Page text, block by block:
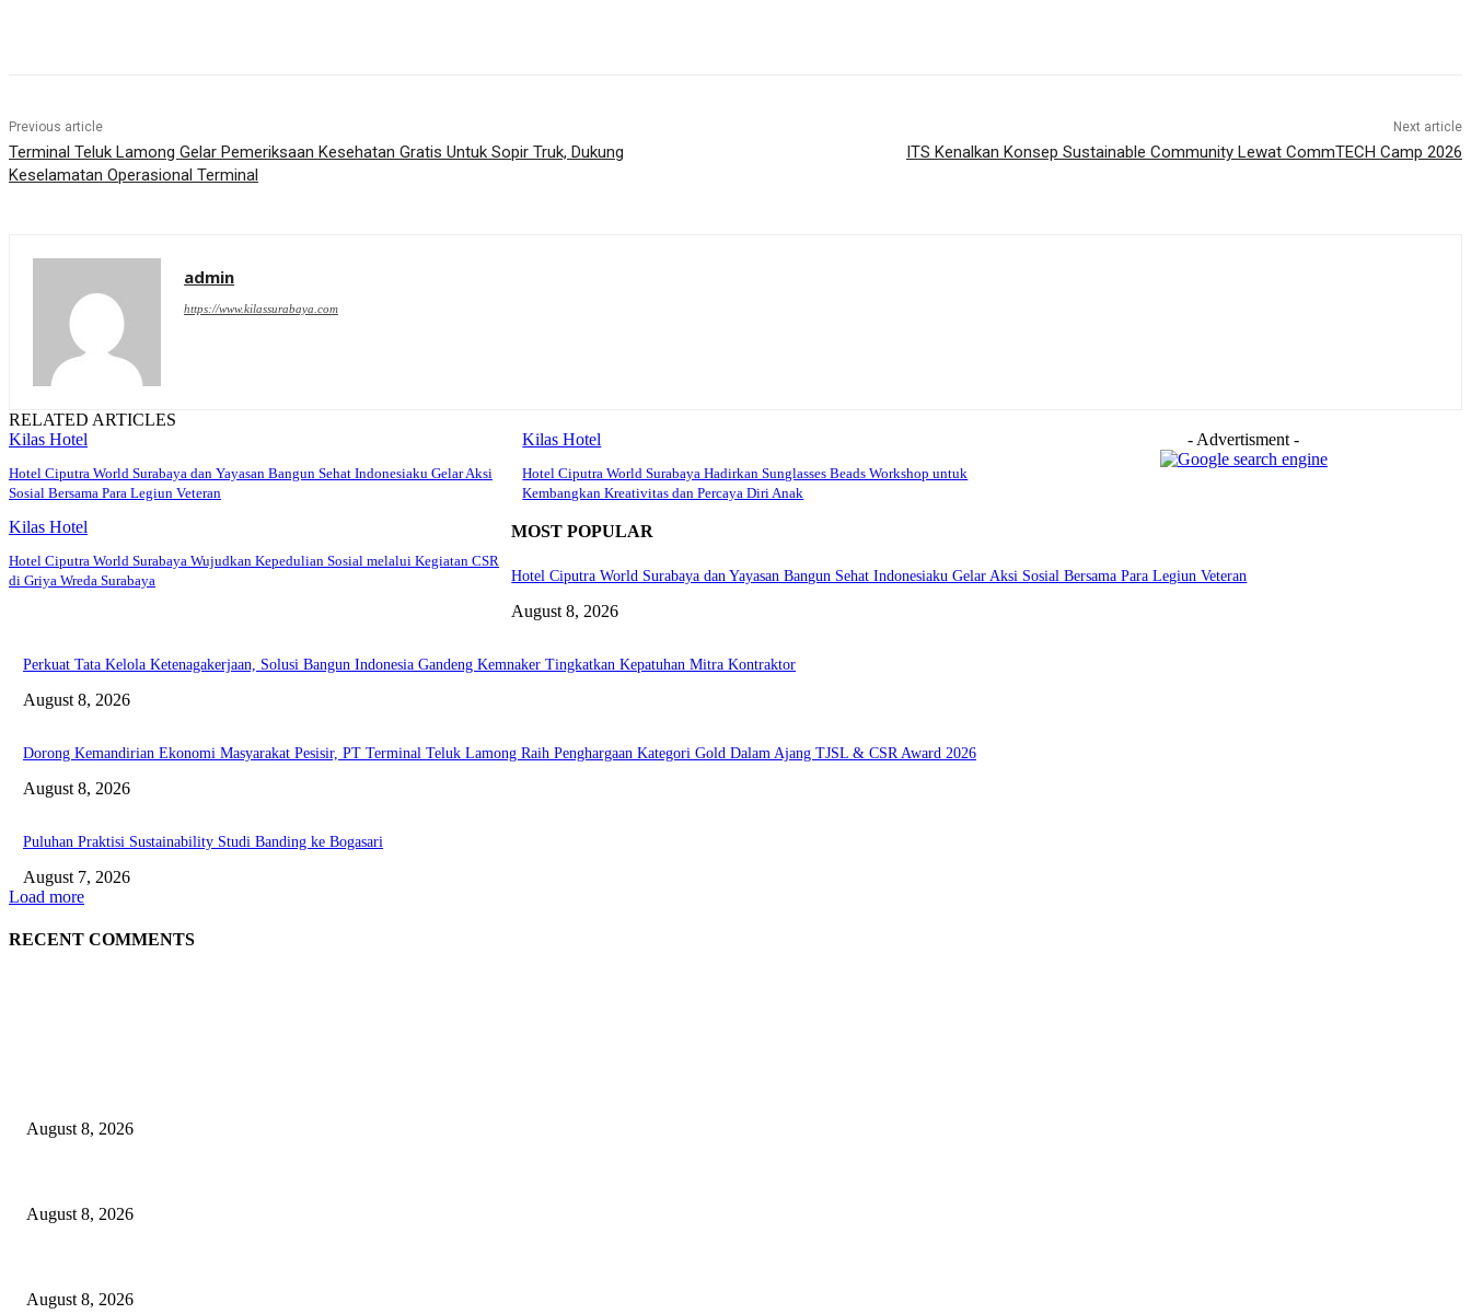
Previous article
Terminal Teluk Lamong Gelar Pemeriksaan Kesehatan Gratis Untuk Sopir Truk, Dukung
Keselamatan Operasional Terminal
Next article
ITS Kenalkan Konsep Sustainable Community Lewat CommTECH Camp 2026
admin
https://www.kilassurabaya.com
RELATED ARTICLES
Kilas Hotel
Hotel Ciputra World Surabaya dan Yayasan Bangun Sehat Indonesiaku Gelar Aksi
Sosial Bersama Para Legiun Veteran
Kilas Hotel
Hotel Ciputra World Surabaya Hadirkan Sunglasses Beads Workshop untuk
Kembangkan Kreativitas dan Percaya Diri Anak
Kilas Hotel
Hotel Ciputra World Surabaya Wujudkan Kepedulian Sosial melalui Kegiatan CSR
di Griya Wreda Surabaya
- Advertisment -
MOST POPULAR
Hotel Ciputra World Surabaya dan Yayasan Bangun Sehat Indonesiaku Gelar Aksi Sosial Bersama Para Legiun Veteran
August 8, 2026
Perkuat Tata Kelola Ketenagakerjaan, Solusi Bangun Indonesia Gandeng Kemnaker Tingkatkan Kepatuhan Mitra Kontraktor
August 8, 2026
Dorong Kemandirian Ekonomi Masyarakat Pesisir, PT Terminal Teluk Lamong Raih Penghargaan Kategori Gold Dalam Ajang TJSL & CSR Award 2026
August 8, 2026
Puluhan Praktisi Sustainability Studi Banding ke Bogasari
August 7, 2026
Load more
RECENT COMMENTS
August 8, 2026
August 8, 2026
August 8, 2026